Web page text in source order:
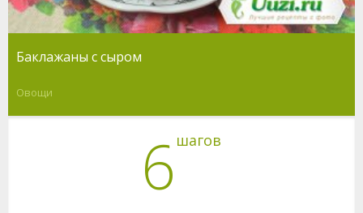
Баклажаны с сыром
Овощи
6 шагов